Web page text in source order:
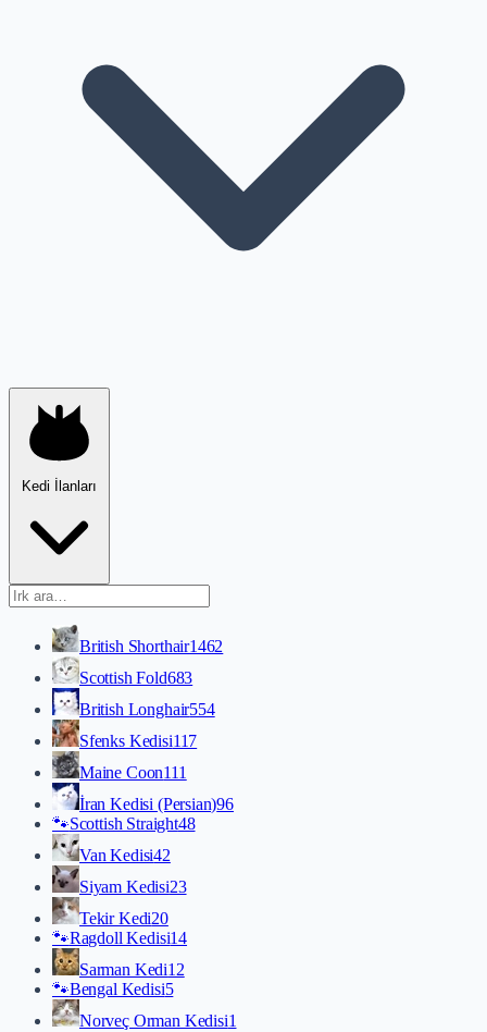
Kedi İlanları
British Shorthair1462
Scottish Fold683
British Longhair554
Sfenks Kedisi117
Maine Coon111
İran Kedisi (Persian)96
🐾Scottish Straight48
Van Kedisi42
Siyam Kedisi23
Tekir Kedi20
🐾Ragdoll Kedisi14
Sarman Kedi12
🐾Bengal Kedisi5
Norveç Orman Kedisi1